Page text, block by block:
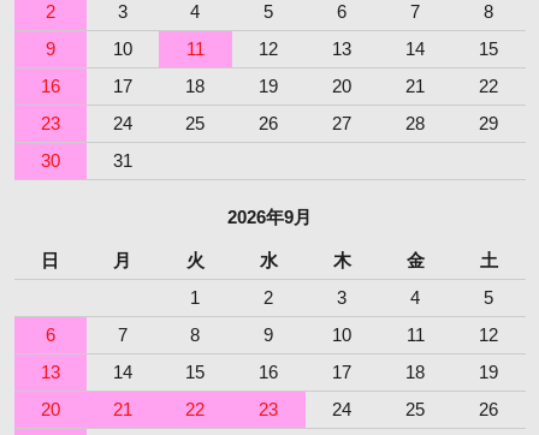
2
3 4 5 6 7
8
9
10 11 12 13 14
15
16
17 18 19 20 21
22
23
24 25 26 27 28
29
30
31
2026年9月
日 月 火 水 木 金
土
1
2 3 4
5
6
7 8 9 10 11
12
13
14 15 16 17 18
19
20
21 22 23 24 25
26